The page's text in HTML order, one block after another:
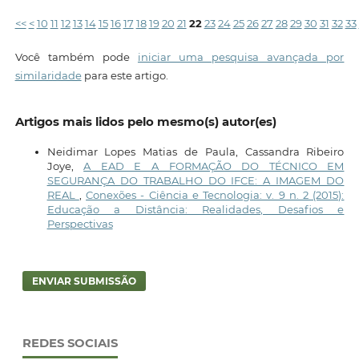
<< < 10 11 12 13 14 15 16 17 18 19 20 21 22 23 24 25 26 27 28 29 30 31 32 33
Você também pode iniciar uma pesquisa avançada por
similaridadepara este artigo.
Artigos mais lidos pelo mesmo(s) autor(es)
Neidimar Lopes Matias de Paula, Cassandra Ribeiro
Joye,A EAD E A FORMAÇÃO DO TÉCNICO EM
SEGURANÇA DO TRABALHO DO IFCE: A IMAGEM DO
REAL
,Conexões - Ciência e Tecnologia: v. 9 n. 2 (2015):
Educação a Distância: Realidades, Desafios e
Perspectivas
ENVIAR SUBMISSÃO
REDES SOCIAIS